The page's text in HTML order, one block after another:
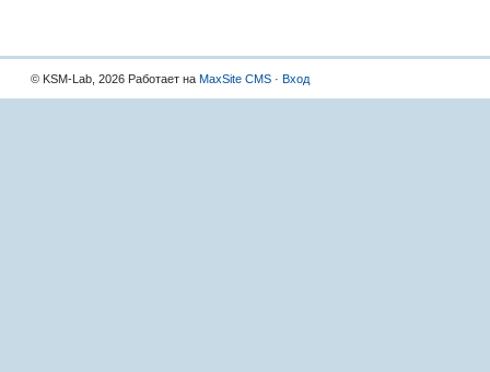
© KSM-Lab, 2026 Работает на MaxSite CMS · Вход